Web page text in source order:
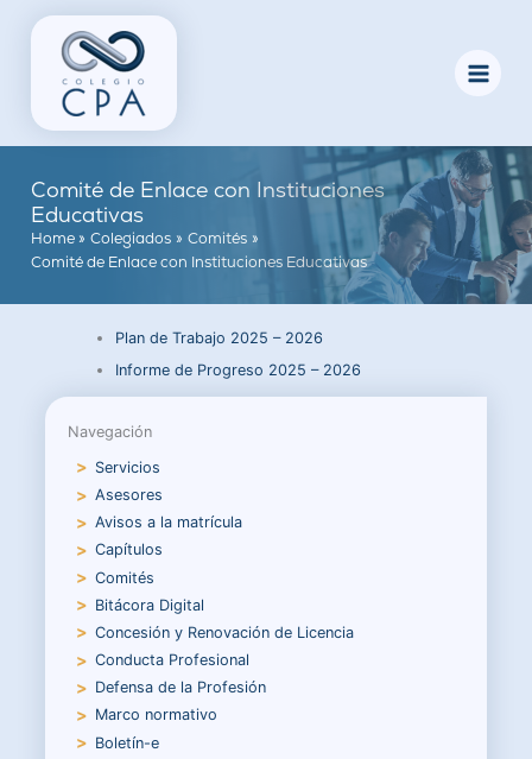
Comité de Enlace con Instituciones
Educativas
Home Colegiados
Comités
Comité de Enlace con Instituciones Educativas
Plan de Trabajo 2025 – 2026
Informe de Progreso 2025 – 2026
Navegación
Servicios
Asesores
Avisos a la matrícula
Capítulos
Comités
Bitácora Digital
Concesión y Renovación de Licencia
Conducta Profesional
Defensa de la Profesión
Marco normativo
Boletín-e